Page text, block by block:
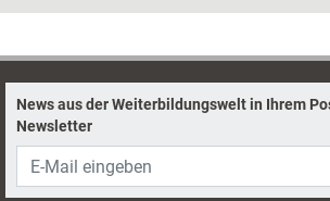
News aus der Weiterbildungswelt in Ihrem
Newsletter